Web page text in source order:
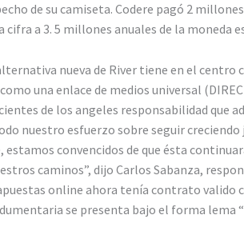
de su camiseta. Codere pagó 2
cifra a 3. 5 millones anuales de la moneda
nueva de River tiene en el centro
una enlace de medios universal
de los angeles responsabilidad que
nuestro esfuerzo sobre seguir
estamos convencidos de que ésta
caminos”, dijo Carlos Sabanza,
online ahora tenía contrato valido
se presenta bajo el forma